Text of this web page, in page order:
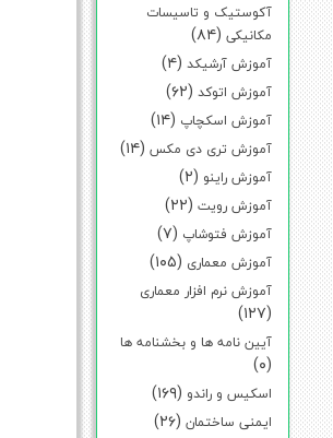
آکوستیک و تاسیسات
مکانیکی (۸۴)
آموزش آرشیکد (۴)
آموزش اتوکد (۶۲)
آموزش اسکچاپ (۱۴)
آموزش تری دی مکس (۱۴)
آموزش راینو (۲)
آموزش رویت (۲۲)
آموزش فتوشاپ (۷)
آموزش معماری (۱۰۵)
آموزش نرم افزار معماری
(۱۲۷)
آیین نامه ها و بخشنامه ها
(۰)
اسکیس و راندو (۱۶۹)
ایمنی ساختمان (۲۶)